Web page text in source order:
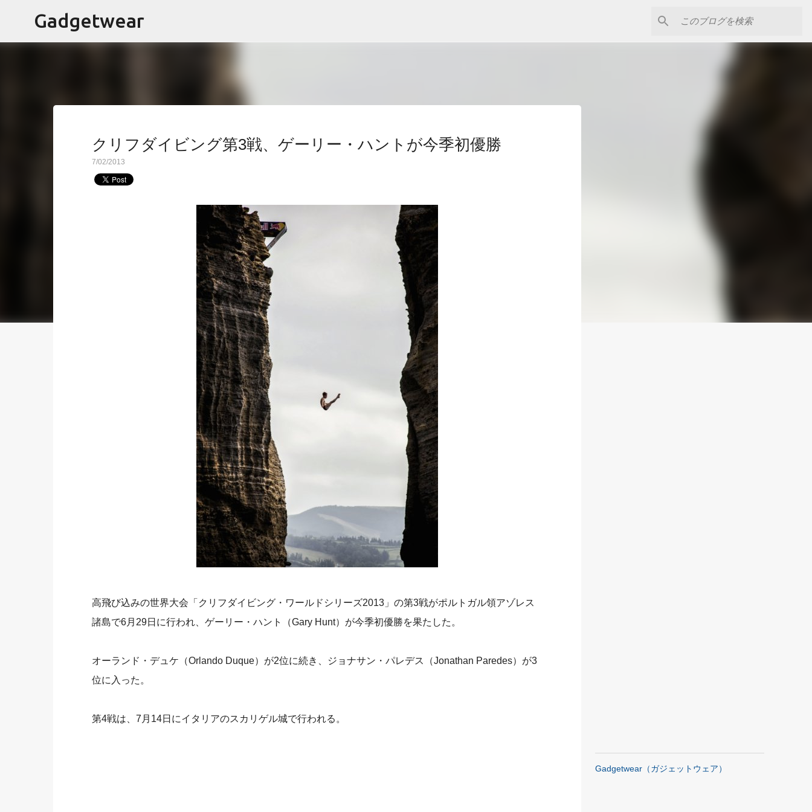
Gadgetwear
クリフダイビング第3戦、ゲーリー・ハントが今季初優勝
7/02/2013
高飛び込みの世界大会「クリフダイビング・ワールドシリーズ2013」の第3戦がポルトガル領アゾレス
諸島で6月29日に行われ、ゲーリー・ハント（Gary Hunt）が今季初優勝を果たした。
オーランド・デュケ（Orlando Duque）が2位に続き、ジョナサン・パレデス（Jonathan Paredes）が3
位に入った。
第4戦は、7月14日にイタリアのスカリゲル城で行われる。
Gadgetwear（ガジェットウェア）